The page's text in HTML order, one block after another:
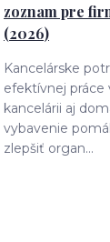
zoznam pre
(2026)
Kancelárske
efektívnej práce
kancelárii aj
vybavenie
zlepšiť organ...